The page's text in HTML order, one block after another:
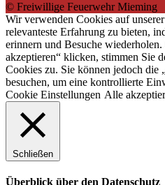
© Freiwillige Feuerwehr Mieming
Wir verwenden Cookies auf
relevanteste Erfahrung zu bieten,
erinnern und Besuche
akzeptieren“ klicken, stimmen Sie
Cookies zu. Sie können jedoch die
besuchen, um eine kontrollierte
Cookie Einstellungen Alle
Schließen
Überblick über den Datenschutz